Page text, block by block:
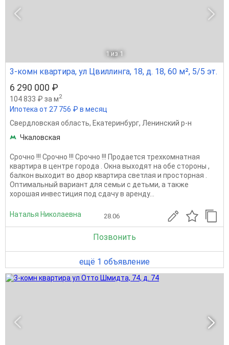
1 из 1
3-комн квартира, ул Цвиллинга, 18, д. 18, 60 м², 5/5 эт.
6 290 000 ₽
104 833 ₽ за м2
Ипотека от 27 756 ₽ в месяц
Свердловская область, Екатеринбург, Ленинский р-н
Чкаловская
Срочно !!! Срочно !!! Срочно !!! Продается трехкомнатная
квартира в центре города . Окна выходят на обе стороны ,
балкон выходит во двор квартира светлая и просторная .
Оптимальный вариант для семьи с детьми, а также
хорошая инвестиция под сдачу в аренду...
Наталья Николаевна 28.06
Позвонить
ещё 1 объявление